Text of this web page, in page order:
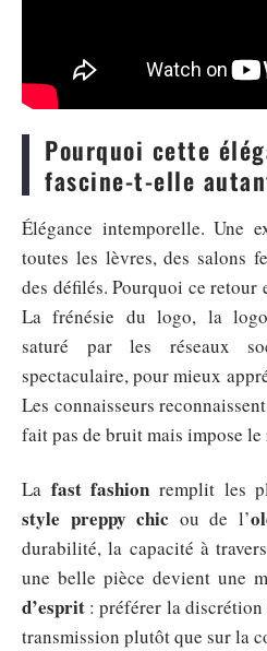
Pourquoi cette
fascine-t-elle
Élégance intemporelle. Une
toutes les lèvres, des salons
des défilés. Pourquoi ce retour
La frénésie du logo, la
saturé par les réseaux
spectaculaire, pour mieux
Les connaisseurs
fait pas de bruit mais impose le
La fast fashion remplit les
style preppy chic ou de l’
durabilité, la capacité à
une belle pièce devient une
d’esprit : préférer la discrétion
transmission plutôt que sur la